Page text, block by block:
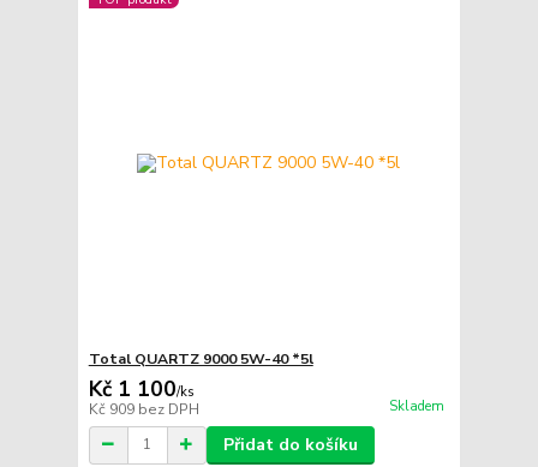
Total QUARTZ 9000 5W-40 *5l
Kč 1 100/ks
Kč 909 bez DPH Skladem
Přidat do košíku